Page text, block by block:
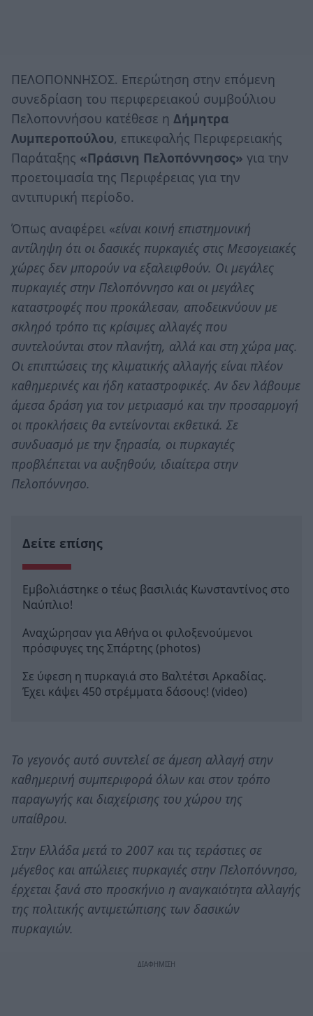
ΠΕΛΟΠΟΝΝΗΣΟΣ. Επερώτηση στην επόμενη
συνεδρίαση του περιφερειακού συμβούλιου
Πελοποννήσου κατέθεσε η Δήμητρα
Λυμπεροπούλου, επικεφαλής Περιφερειακής
Παράταξης «Πράσινη Πελοπόννησος» για την
προετοιμασία της Περιφέρειας για την
αντιπυρική περίοδο.
Όπως αναφέρει «είναι κοινή επιστημονική
αντίληψη ότι οι δασικές πυρκαγιές στις Μεσογειακές
χώρες δεν μπορούν να εξαλειφθούν. Οι μεγάλες
πυρκαγιές στην Πελοπόννησο και οι μεγάλες
καταστροφές που προκάλεσαν, αποδεικνύουν με
σκληρό τρόπο τις κρίσιμες αλλαγές που
συντελούνται στον πλανήτη, αλλά και στη χώρα μας.
Οι επιπτώσεις της κλιματικής αλλαγής είναι πλέον
καθημερινές και ήδη καταστροφικές. Αν δεν λάβουμε
άμεσα δράση για τον μετριασμό και την προσαρμογή
οι προκλήσεις θα εντείνονται εκθετικά. Σε
συνδυασμό με την ξηρασία, οι πυρκαγιές
προβλέπεται να αυξηθούν, ιδιαίτερα στην
Πελοπόννησο.
Δείτε επίσης
Εμβολιάστηκε ο τέως βασιλιάς Κωνσταντίνος στο
Ναύπλιο!
Αναχώρησαν για Αθήνα οι φιλοξενούμενοι
πρόσφυγες της Σπάρτης (photos)
Σε ύφεση η πυρκαγιά στο Βαλτέτσι Αρκαδίας.
Έχει κάψει 450 στρέμματα δάσους! (video)
Το γεγονός αυτό συντελεί σε άμεση αλλαγή στην
καθημερινή συμπεριφορά όλων και στον τρόπο
παραγωγής και διαχείρισης του χώρου της
υπαίθρου.
Στην Ελλάδα μετά το 2007 και τις τεράστιες σε
μέγεθος και απώλειες πυρκαγιές στην Πελοπόννησο,
έρχεται ξανά στο προσκήνιο η αναγκαιότητα αλλαγής
της πολιτικής αντιμετώπισης των δασικών
πυρκαγιών.